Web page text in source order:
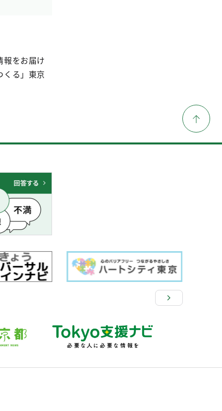
報をお届け
くる」東京